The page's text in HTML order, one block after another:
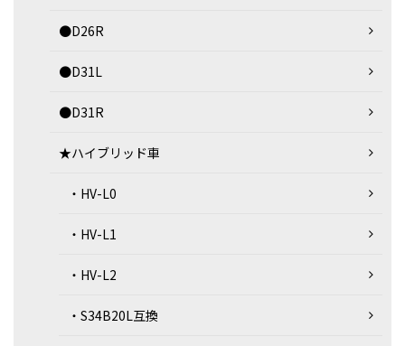
●D26R
●D31L
●D31R
★ハイブリッド車
・HV-L0
・HV-L1
・HV-L2
・S34B20L互換